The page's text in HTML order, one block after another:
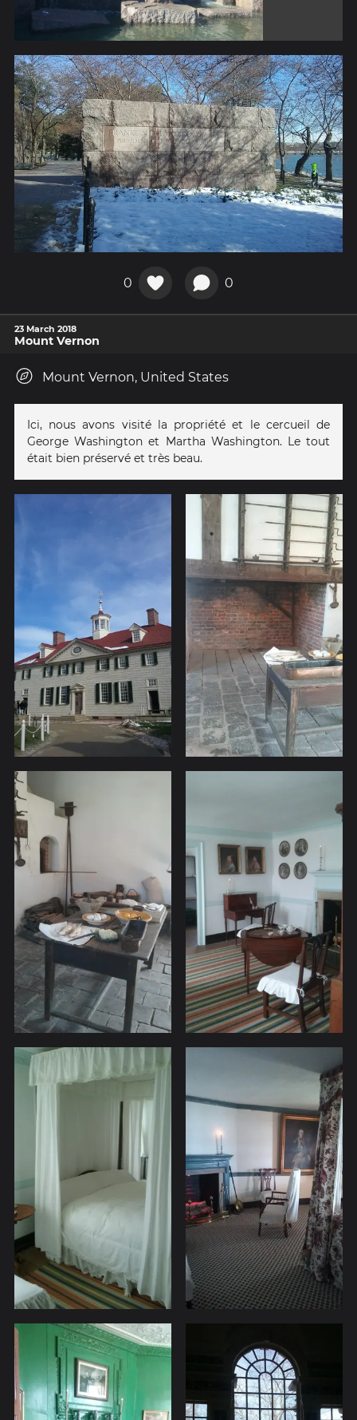
0 0
23 March 2018
Mount Vernon
Mount Vernon, United States
Ici, nous avons visité la propriété et le cercueil de
George Washington et Martha Washington. Le tout
était bien préservé et très beau.